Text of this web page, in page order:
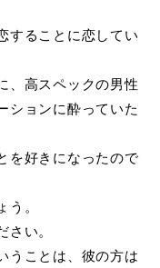
することに恋してい
、高スペックの男性
ションに酔っていた
を好きになったので
う。
さい。
うことは、彼の方は